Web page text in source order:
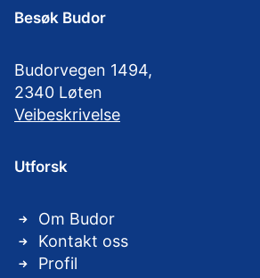
Besøk Budor
Budorvegen 1494,
2340 Løten
Veibeskrivelse
Utforsk
Om Budor
Kontakt oss
Profil